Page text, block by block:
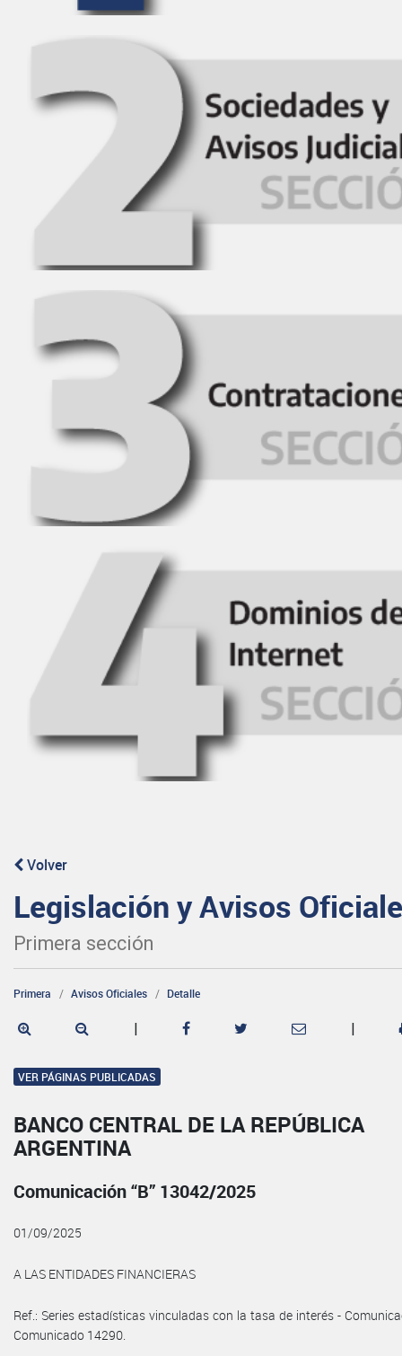
Volver
Legislación y Avisos
Primera sección
Primera Avisos Oficiales Detalle
| |
VER PÁGINAS PUBLICADAS
BANCO CENTRAL DE LA REPÚBLICA
ARGENTINA
Comunicación “B” 13042/2025
01/09/2025
A LAS ENTIDADES FINANCIERAS
Ref.: Series estadísticas vinculadas con la tasa de interés -
Comunicado 14290.